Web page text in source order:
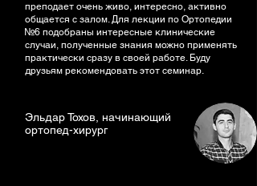
преподает очень живо, интересно, активно
общается с залом. Для лекции по Ортопедии
№6 подобраны интересные клинические
случаи, полученные знания можно применять
практически сразу в своей работе. Буду
друзьям рекомендовать этот семинар.
Эльдар Тохов, начинающий
ортопед-хирург